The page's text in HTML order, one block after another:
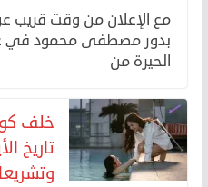
مع الإعلان من وقت قريب
بدور مصطفى محمود في
الحيرة من
تاريخ